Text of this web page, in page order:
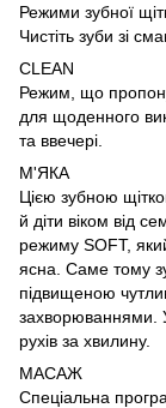
Режими зубної
Чистіть зуби зі
CLEAN
Режим, що
для щоденного
та ввечері.
М'ЯКА
Цією зубною
й діти віком від
режиму SOFT,
ясна. Саме тому
підвищеною
захворюваннями.
рухів за хвилину.
МАСАЖ
Спеціальна